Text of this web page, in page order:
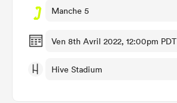
Manche 5
Ven 8th Avril 2022, 12:00pm PDT
Hive Stadium